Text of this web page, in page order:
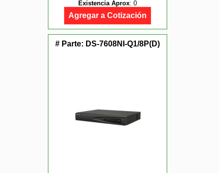
Existencia Aprox: 0
Agregar a Cotización
# Parte: DS-7608NI-Q1/8P(D)